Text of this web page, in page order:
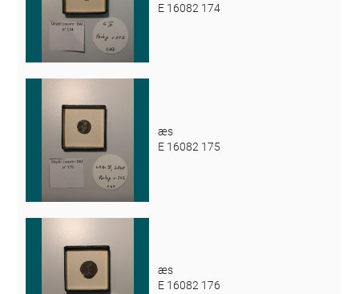
E 16082 174
æs
E 16082 175
æs
E 16082 176